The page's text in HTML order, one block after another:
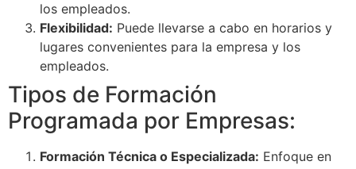
los empleados.
Flexibilidad: Puede llevarse a cabo en horarios y
lugares convenientes para la empresa y los
empleados.
Tipos de Formación
Programada por Empresas:
Formación Técnica o Especializada: Enfoque en